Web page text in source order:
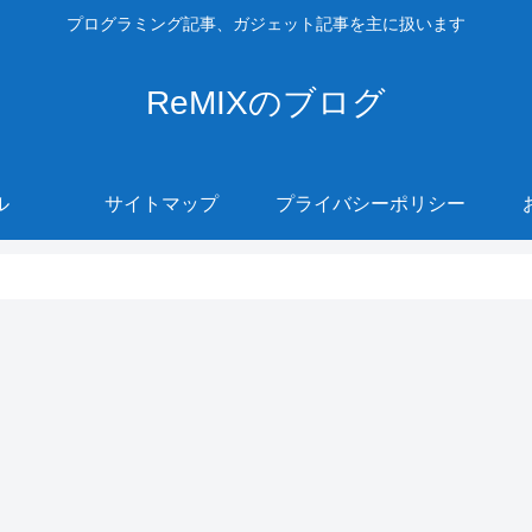
プログラミング記事、ガジェット記事を主に扱います
ReMIXのブログ
サイトマップ プライバシーポリシー